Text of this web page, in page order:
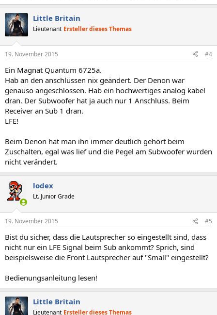
Little Britain
Lieutenant Ersteller dieses Themas
19. November 2015 #4
Ein Magnat Quantum 6725a.
Hab an den anschlüssen nix geändert. Der Denon war
genauso angeschlossen. Hab ein hochwertiges analog kabel
dran. Der Subwoofer hat ja auch nur 1 Anschluss. Beim
Receiver an Sub 1 dran.
LFE!
Beim Denon hat man ihn immer deutlich gehört beim
Zuschalten, egal was lief und die Pegel am Subwoofer wurden
nicht verändert.
lodex
Lt. Junior Grade
19. November 2015 #5
Bist du sicher, dass die Lautsprecher so eingestellt sind, dass
nicht nur ein LFE Signal beim Sub ankommt? Sprich, sind
beispielsweise die Front Lautsprecher auf "Small" eingestellt?
Bedienungsanleitung lesen!
Little Britain
Lieutenant Ersteller dieses Themas